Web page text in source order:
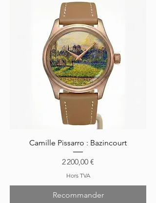
Camille Pissarro : Bazincourt
Prix
2 200,00 €
Hors TVA
Recommander